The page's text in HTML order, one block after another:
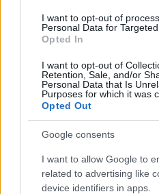
I want to opt-out of
Personal Data for Targeted
Opted In
I want to opt-out of
Retention, Sale, and/or
Personal Data that Is
Purposes for which it was
Opted Out
Google consents
I want to allow Google to
related to advertising like
device identifiers in apps.